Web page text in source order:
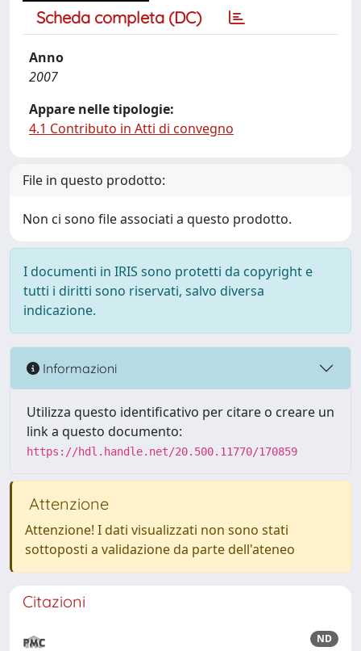
Scheda completa (DC)
Anno
2007
Appare nelle tipologie:
4.1 Contributo in Atti di convegno
File in questo prodotto:
Non ci sono file associati a questo prodotto.
I documenti in IRIS sono protetti da copyright e
tutti i diritti sono riservati, salvo diversa
indicazione.
Informazioni
Utilizza questo identificativo per citare o creare un
link a questo documento:
https://hdl.handle.net/20.500.11770/170859
Attenzione
Attenzione! I dati visualizzati non sono stati
sottoposti a validazione da parte dell'ateneo
Citazioni
ND